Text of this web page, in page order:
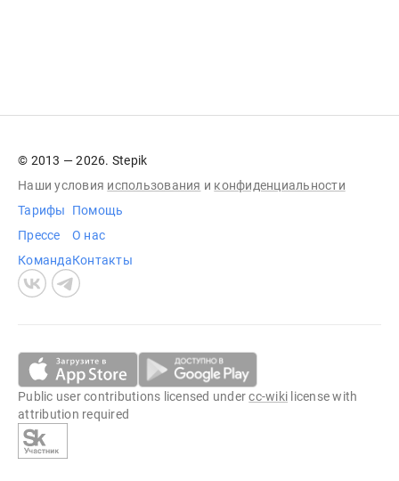
© 2013 — 2026. Stepik
Наши условия использования и конфиденциальности
Тарифы
Прессе
Команда
Помощь
О нас
Контакты
Public user contributions licensed undercc-wiki license with
attribution required